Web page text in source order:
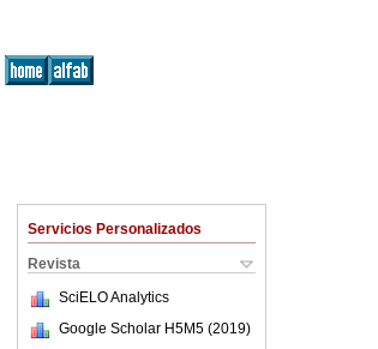
Servicios Personalizados
Revista
SciELO Analytics
Google Scholar H5M5 (2019)